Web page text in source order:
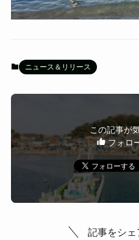
ニュース＆リリース
この記事が
フォロ
記事をシェ